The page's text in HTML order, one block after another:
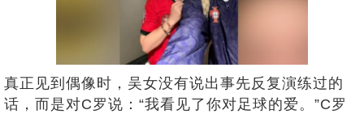
真正见到偶像时，吴女没有说出事先反复演练过的
话，而是对C罗说：“我看见了你对足球的爱。”C罗